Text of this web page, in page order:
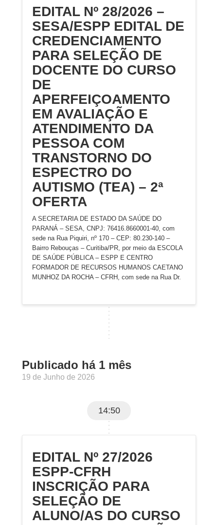
EDITAL Nº 28/2026 –
SESA/ESPP EDITAL DE
CREDENCIAMENTO
PARA SELEÇÃO DE
DOCENTE DO CURSO
DE
APERFEIÇOAMENTO
EM AVALIAÇÃO E
ATENDIMENTO DA
PESSOA COM
TRANSTORNO DO
ESPECTRO DO
AUTISMO (TEA) – 2ª
OFERTA
A SECRETARIA DE ESTADO DA SAÚDE DO
PARANÁ – SESA, CNPJ: 76416.8660001-40, com
sede na Rua Piquiri, nº 170 – CEP: 80.230-140 –
Bairro Rebouças – Curitiba/PR, por meio da ESCOLA
DE SAÚDE PÚBLICA – ESPP E CENTRO
FORMADOR DE RECURSOS HUMANOS CAETANO
MUNHOZ DA ROCHA – CFRH, com sede na Rua Dr.
Publicado há 1 mês
19 de Junho de 2026
14:50
EDITAL Nº 27/2026
ESPP-CFRH
INSCRIÇÃO PARA
SELEÇÃO DE
ALUNO/AS DO CURSO